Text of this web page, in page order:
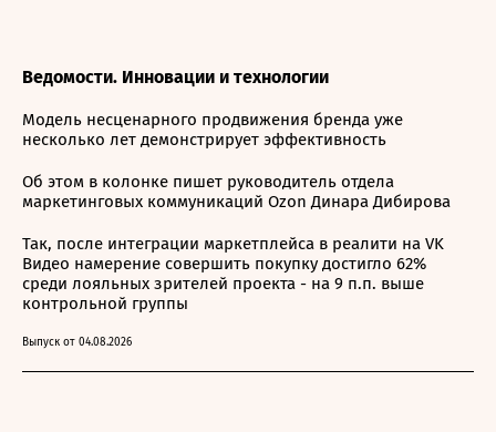
Ведомости. Инновации и технологии
Модель несценарного продвижения бренда уже
несколько лет демонстрирует эффективность
Об этом в колонке пишет руководитель отдела
маркетинговых коммуникаций Ozon Динара Дибирова
Так, после интеграции маркетплейса в реалити на VK
Видео намерение совершить покупку достигло 62%
среди лояльных зрителей проекта - на 9 п.п. выше
контрольной группы
Выпуск от 04.08.2026